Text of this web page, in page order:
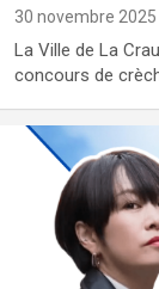
30 novembre 2025
La Ville de La
concours de